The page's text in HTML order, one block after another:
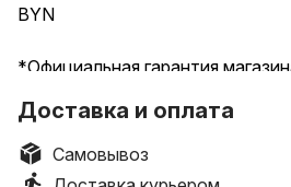
BYN
*Официальная гарантия
светодиодный, переносной,
аккумуляторов 18650 которые
магнитом и функцией
Доставка и оплата
Самовывоз